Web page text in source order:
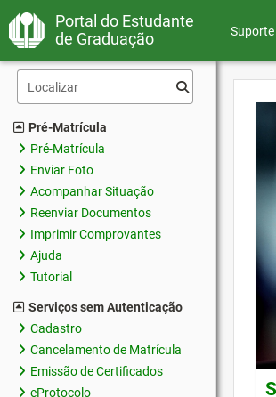
Portal do Estudante
de Graduação
Suporte
Pré-Matrícula
Pré-Matrícula
Enviar Foto
Acompanhar Situação
Reenviar Documentos
Imprimir Comprovantes
Ajuda
Tutorial
Serviços sem Autenticação
Cadastro
Cancelamento de Matrícula
Emissão de Certificados
eProtocolo